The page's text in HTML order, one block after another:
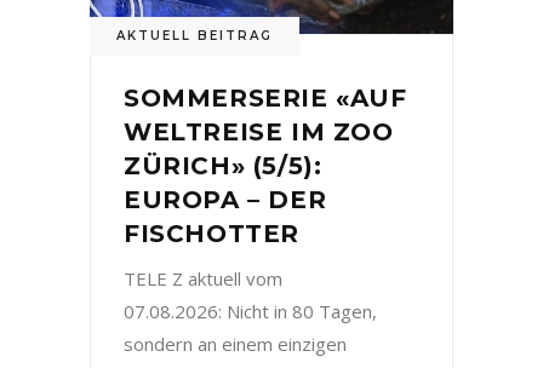
AKTUELL BEITRAG
SOMMERSERIE «AUF
WELTREISE IM ZOO
ZÜRICH» (5/5):
EUROPA – DER
FISCHOTTER
TELE Z aktuell vom
07.08.2026: Nicht in 80 Tagen,
sondern an einem einzigen